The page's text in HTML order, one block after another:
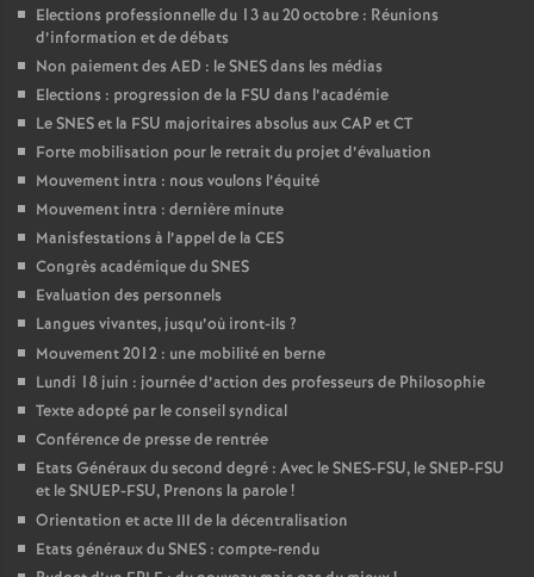
Elections professionnelle du 13 au 20 octobre : Réunions
d’information et de débats
Non paiement des AED : le SNES dans les médias
Elections : progression de la FSU dans l’académie
Le SNES et la FSU majoritaires absolus aux CAP et CT
Forte mobilisation pour le retrait du projet d’évaluation
Mouvement intra : nous voulons l’équité
Mouvement intra : dernière minute
Manisfestations à l’appel de la CES
Congrès académique du SNES
Evaluation des personnels
Langues vivantes, jusqu’où iront-ils ?
Mouvement 2012 : une mobilité en berne
Lundi 18 juin : journée d’action des professeurs de Philosophie
Texte adopté par le conseil syndical
Conférence de presse de rentrée
Etats Généraux du second degré : Avec le SNES-FSU, le SNEP-FSU
et le SNUEP-FSU, Prenons la parole!
Orientation et acte III de la décentralisation
Etats généraux du SNES : compte-rendu